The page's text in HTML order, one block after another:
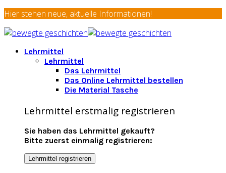
Hier stehen neue, aktuelle Informationen!
Lehrmittel
Lehrmittel
Das Lehrmittel
Das Online Lehrmittel bestellen
Die Material Tasche
Lehrmittel erstmalig registrieren
Sie haben das Lehrmittel gekauft?
Bitte zuerst einmalig registrieren:
Lehrmittel registrieren